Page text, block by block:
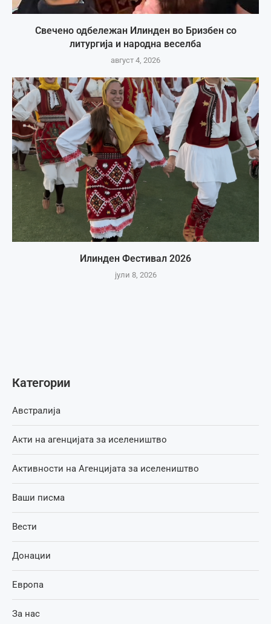
Свечено одбележан Илинден во Бризбен со
литургија и народна веселба
август 4, 2026
Илинден Фестивал 2026
јули 8, 2026
Категории
Австралија
Акти на агенцијата за иселеништво
Активности на Агенцијата за иселеништво
Ваши писма
Вести
Донации
Европа
За нас